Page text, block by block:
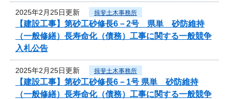
2025年2月25日更新 揖斐土木事務所
【建設工事】第砂工砂修長6－2号 県単 砂防維持
（一般修繕）長寿命化（債務）工事に関する一般競争
入札公告
2025年2月25日更新 揖斐土木事務所
【建設工事】第砂工砂修長6－1号 県単 砂防維持
（一般修繕）長寿命化（債務）工事に関する一般競争